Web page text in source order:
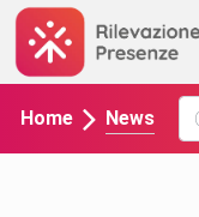
Home News